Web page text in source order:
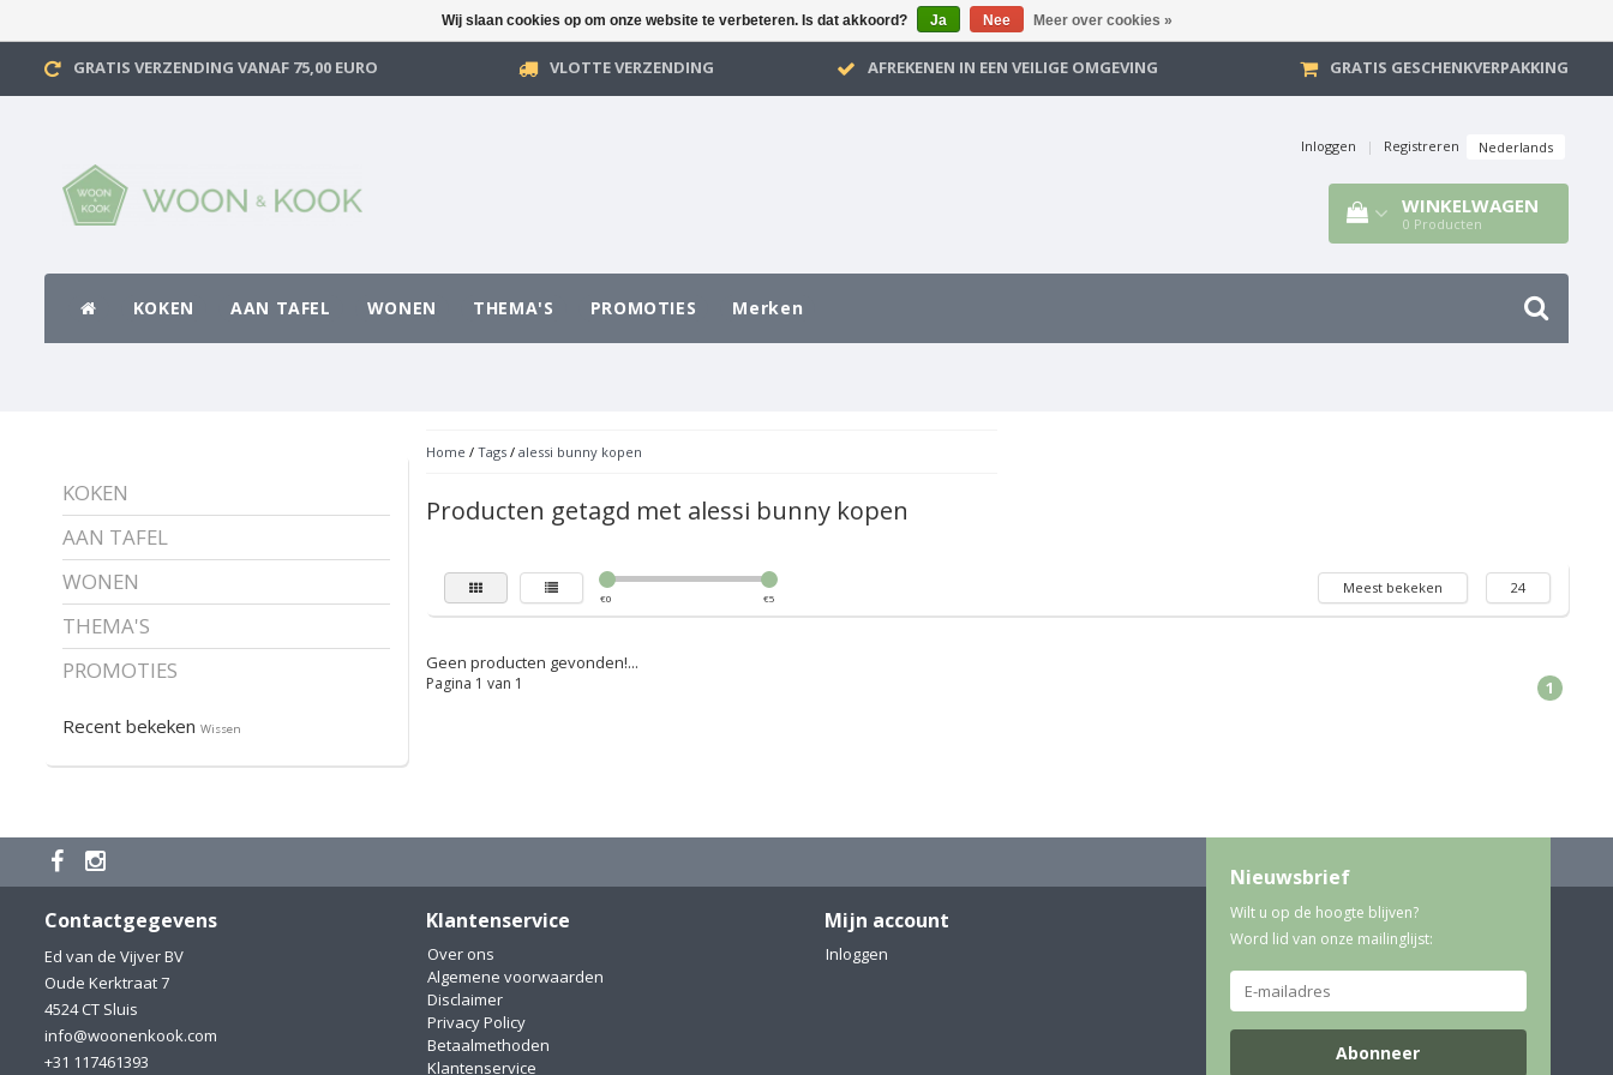
GRATIS VERZENDING VANAF 75,00 EURO VLOTTE VERZENDING AFREKENEN IN EEN VEILIGE OMGEVING GRATIS GESCHENKVERPAKKING
Inloggen | Registreren Nederlands
WINKELWAGEN
0 Producten
KOKEN AAN TAFEL WONEN THEMA'S PROMOTIES Merken
KOKEN
AAN TAFEL
WONEN
THEMA'S
PROMOTIES
Recent bekeken Wissen
Home / Tags/ alessi bunny kopen
Producten getagd met alessi bunny kopen
€0 €5
Meest bekeken 24
Geen producten gevonden!...
Pagina 1 van 1 1
Contactgegevens
Ed van de Vijver BV
Oude Kerktraat 7
4524 CT Sluis
info@woonenkook.com
+31 117461393
Klantenservice
Over ons
Algemene voorwaarden
Disclaimer
Privacy Policy
Betaalmethoden
Klantenservice
Mijn account
Inloggen
Nieuwsbrief
Wilt u op de hoogte blijven?
Word lid van onze mailinglijst:
Abonneer
Wij slaan cookies op om onze website te verbeteren. Is dat akkoord? Ja Nee Meer over cookies »